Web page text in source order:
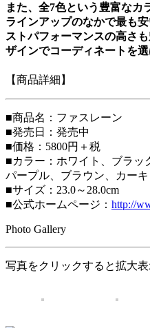
また、全7色という豊富なカ
ラインアップのなかで最も
ストパフォーマンスの高さ
ザインでコーディネートを選
【商品詳細】
■商品名：ファスレーン
■発売日：発売中
■価格：5800円＋税
■カラー：ホワイト、ブラッ
パープル、ブラウン、カーキ
■サイズ：23.0～28.0cm
■公式ホームページ： http://
Photo Gallery
写真をクリックすると拡大表